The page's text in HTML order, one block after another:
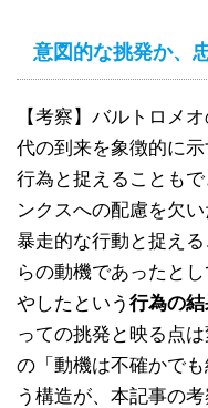
意図的な挑発か、
【考察】バルトロメ
代の到来を象徴的に
行為と捉えることも
ンクスへの配慮を欠
暴走的な行動と捉え
らの動機であったと
やしたという 行為の
っての挑発と映る点
の「動機は不確かで
う構造が、本記事の